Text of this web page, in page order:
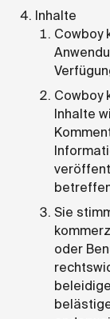
Inhalte
Cowboy
Cowboy
Inhalte
Sie
oder